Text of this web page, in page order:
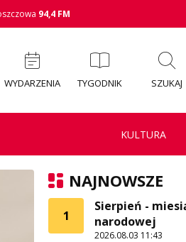
94,4 FM
WYDARZENIA TYGODNIK SZUKAJ
KULTURA
NAJNOWSZE
1
Sierpień -
narodowej
2026.08.03 11:43